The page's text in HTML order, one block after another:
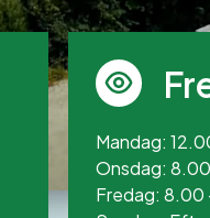
Mandag:
Onsdag:
Fredag: 8.00